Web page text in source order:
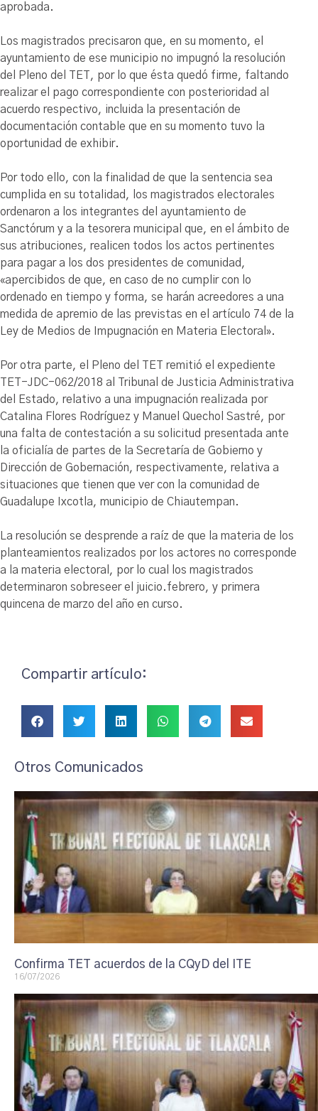
aprobada.
Los magistrados precisaron que, en su momento, el
ayuntamiento de ese municipio no impugnó la resolución
del Pleno del TET, por lo que ésta quedó firme, faltando
realizar el pago correspondiente con posterioridad al
acuerdo respectivo, incluida la presentación de
documentación contable que en su momento tuvo la
oportunidad de exhibir.
Por todo ello, con la finalidad de que la sentencia sea
cumplida en su totalidad, los magistrados electorales
ordenaron a los integrantes del ayuntamiento de
Sanctórum y a la tesorera municipal que, en el ámbito de
sus atribuciones, realicen todos los actos pertinentes
para pagar a los dos presidentes de comunidad,
«apercibidos de que, en caso de no cumplir con lo
ordenado en tiempo y forma, se harán acreedores a una
medida de apremio de las previstas en el artículo 74 de la
Ley de Medios de Impugnación en Materia Electoral».
Por otra parte, el Pleno del TET remitió el expediente
TET-JDC-062/2018 al Tribunal de Justicia Administrativa
del Estado, relativo a una impugnación realizada por
Catalina Flores Rodríguez y Manuel Quechol Sastré, por
una falta de contestación a su solicitud presentada ante
la oficialía de partes de la Secretaría de Gobierno y
Dirección de Gobernación, respectivamente, relativa a
situaciones que tienen que ver con la comunidad de
Guadalupe Ixcotla, municipio de Chiautempan.
La resolución se desprende a raíz de que la materia de los
planteamientos realizados por los actores no corresponde
a la materia electoral, por lo cual los magistrados
determinaron sobreseer el juicio.febrero, y primera
quincena de marzo del año en curso.
Compartir artículo:
Otros Comunicados
Confirma TET acuerdos de la CQyD del ITE
16/07/2026